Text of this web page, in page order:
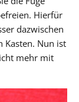
Hierfür
dazwischen
Kasten. Nun ist
mehr mit